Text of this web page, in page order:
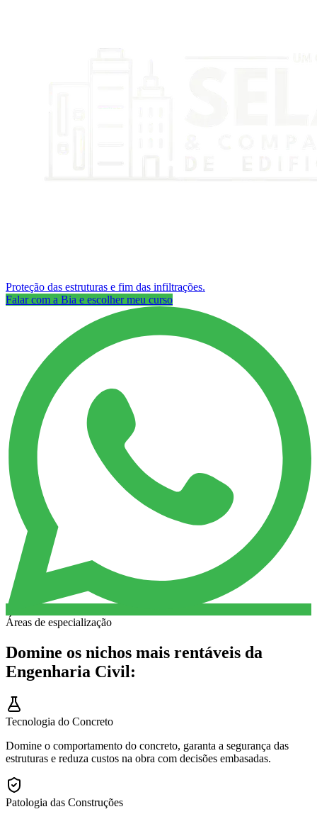
Proteção das estruturas e fim das infiltrações.
Falar com a Bia e escolher meu curso
Áreas de especialização
Domine os nichos mais rentáveis da
Engenharia Civil:
Tecnologia do Concreto
Domine o comportamento do concreto, garanta a segurança das
estruturas e reduza custos na obra com decisões embasadas.
Patologia das Construções